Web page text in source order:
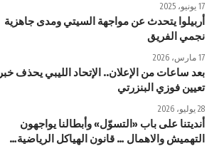
17 يونيو، 2025
أربيلوا يتحدث عن مواجهة السيتي ومدى جاهزية
نجمي الفريق
17 مارس، 2026
بعد ساعات من الإعلان.. الإتحاد الليبي يحذف خبر
تعيين فوزي البنزرتي
28 يوليو، 2026
أنديتنا على باب «التسوّل» وأبطالنا يواجهون
التهميش والاهمال … قانون الهياكل الرياضية…